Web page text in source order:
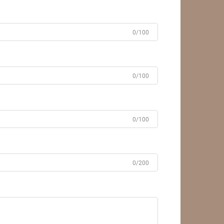
0/100
0/100
0/100
0/200